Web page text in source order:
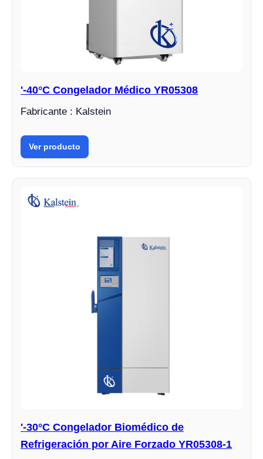
'-40°C Congelador Médico YR05308
Fabricante : Kalstein
Ver producto
'-30°C Congelador Biomédico de
Refrigeración por Aire Forzado YR05308-1